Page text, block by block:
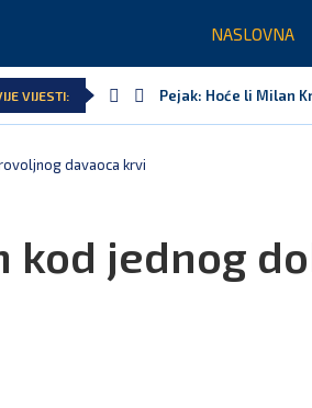
NASLOVNA
VIJESTI: Pejak: Hoće li Milan
davaoca krvi
kod jednog